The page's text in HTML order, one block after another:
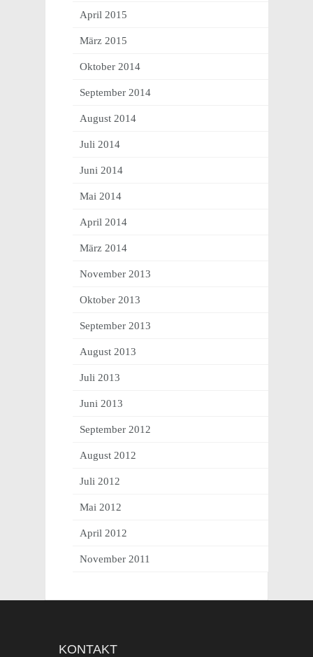
April 2015
März 2015
Oktober 2014
September 2014
August 2014
Juli 2014
Juni 2014
Mai 2014
April 2014
März 2014
November 2013
Oktober 2013
September 2013
August 2013
Juli 2013
Juni 2013
September 2012
August 2012
Juli 2012
Mai 2012
April 2012
November 2011
KONTAKT